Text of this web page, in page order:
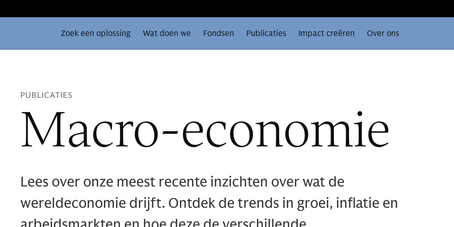
Zoek een oplossing Wat doen we Fondsen Publicaties Impact creëren Over ons
PUBLICATIES
Macro-economie
Lees over onze meest recente inzichten over wat de
wereldeconomie drijft. Ontdek de trends in groei, inflatie en